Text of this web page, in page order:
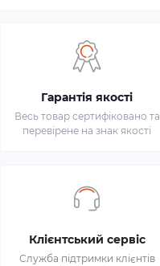
Гарантія якості
Весь товар сертифіковано та
перевірене на знак якості
Клієнтський сервіс
Служба підтримки клієнтів